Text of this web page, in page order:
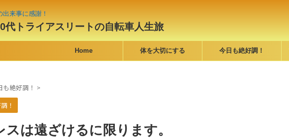
来事に感謝！
代トライアスリートの自転車人生旅
Home 体を大切にする 今日も絶好調！
も絶好調！ >
！
スは遠ざけるに限ります。